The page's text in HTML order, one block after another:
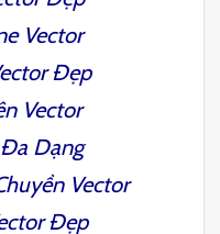
Vector
Đẹp
Vector
Dạng
Vector
Đẹp